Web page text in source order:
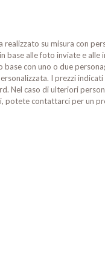
realizzato su misura con
base alle foto inviate e alle
con uno o due
I prezzi
Nel caso di ulteriori
potete contattarci per un